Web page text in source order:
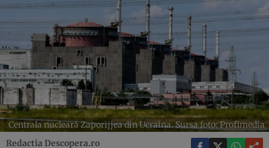
Centrala nucleară Zaporijjea din Ucraina. Sursa foto: Profimedia
Redactia Descopera.ro